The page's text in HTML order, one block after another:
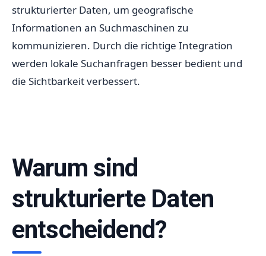
strukturierter Daten, um geografische
Informationen an Suchmaschinen zu
kommunizieren. Durch die richtige Integration
werden lokale Suchanfragen besser bedient und
die Sichtbarkeit verbessert.
Warum sind
strukturierte Daten
entscheidend?